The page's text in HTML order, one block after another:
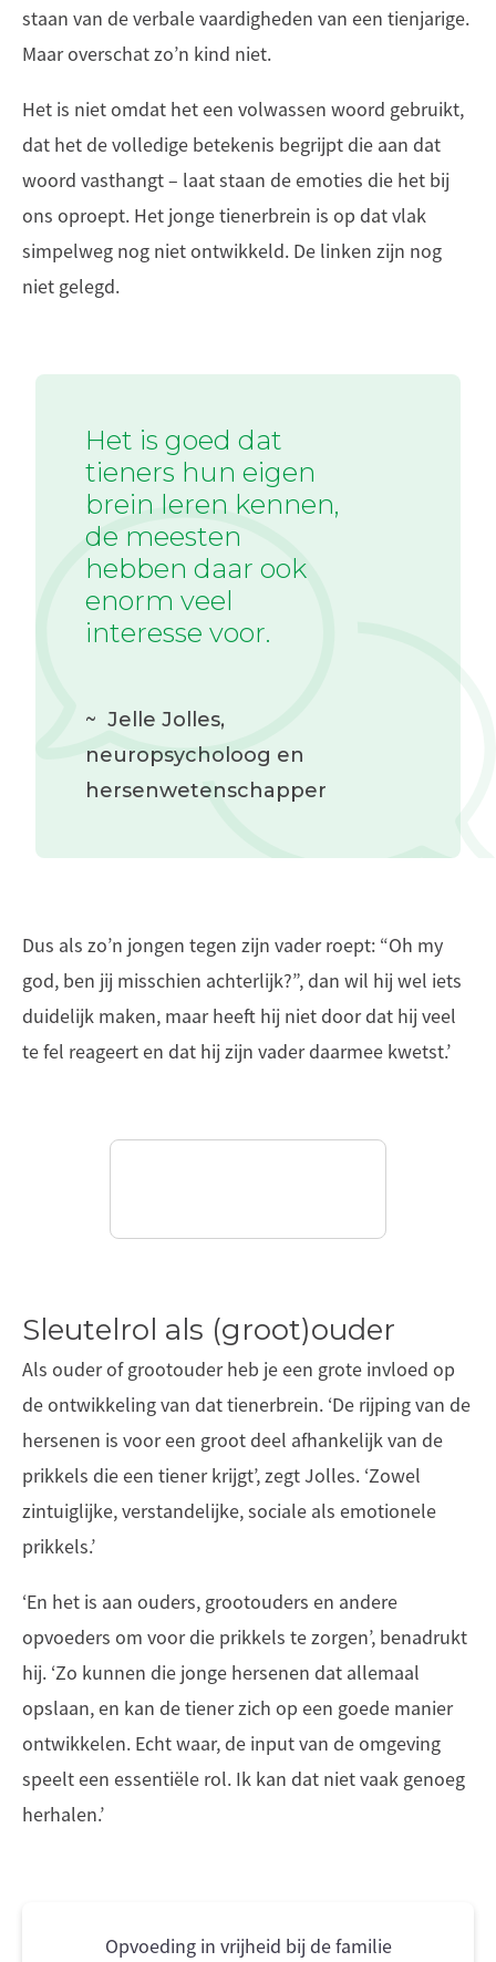
staan van de verbale vaardigheden van een tienjarige.
Maar overschat zo’n kind niet.
Het is niet omdat het een volwassen woord gebruikt,
dat het de volledige betekenis begrijpt die aan dat
woord vasthangt – laat staan de emoties die het bij
ons oproept. Het jonge tienerbrein is op dat vlak
simpelweg nog niet ontwikkeld. De linken zijn nog
niet gelegd.
Het is goed dat
tieners hun eigen
brein leren kennen,
de meesten
hebben daar ook
enorm veel
interesse voor.
~ Jelle Jolles,
neuropsycholoog en
hersenwetenschapper
Dus als zo’n jongen tegen zijn vader roept: “Oh my
god, ben jij misschien achterlijk?”, dan wil hij wel iets
duidelijk maken, maar heeft hij niet door dat hij veel
te fel reageert en dat hij zijn vader daarmee kwetst.’
Sleutelrol als (groot)ouder
Als ouder of grootouder heb je een grote invloed op
de ontwikkeling van dat tienerbrein. ‘De rijping van de
hersenen is voor een groot deel afhankelijk van de
prikkels die een tiener krijgt’, zegt Jolles. ‘Zowel
zintuiglijke, verstandelijke, sociale als emotionele
prikkels.’
‘En het is aan ouders, grootouders en andere
opvoeders om voor die prikkels te zorgen’, benadrukt
hij. ‘Zo kunnen die jonge hersenen dat allemaal
opslaan, en kan de tiener zich op een goede manier
ontwikkelen. Echt waar, de input van de omgeving
speelt een essentiële rol. Ik kan dat niet vaak genoeg
herhalen.’
Opvoeding in vrijheid bij de familie